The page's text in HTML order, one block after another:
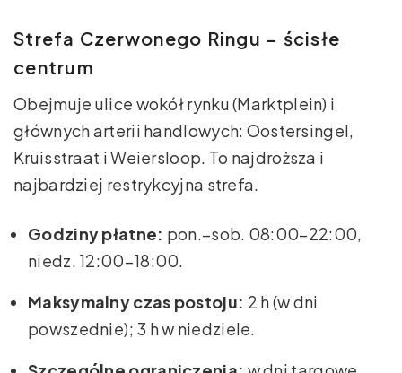
Strefa Czerwonego Ringu – ścisłe
centrum
Obejmuje ulice wokół rynku (Marktplein) i
głównych arterii handlowych: Oostersingel,
Kruisstraat i Weiersloop. To najdroższa i
najbardziej restrykcyjna strefa.
Godziny płatne: pon.–sob. 08:00–22:00,
niedz. 12:00–18:00.
Maksymalny czas postoju: 2 h (w dni
powszednie); 3 h w niedziele.